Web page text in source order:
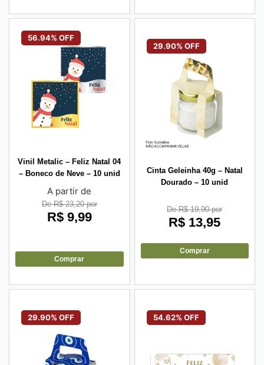
56.94% OFF
Vinil Metalic – Feliz Natal 04
– Boneco de Neve – 10 unid
A partir de
De R$ 23,20 por
R$9,99
Comprar
29.90% OFF
Cinta Geleinha 40g – Natal
Dourado – 10 unid
De R$ 19,90 por
R$ 13,95
Comprar
29.90% OFF 54.62% OFF